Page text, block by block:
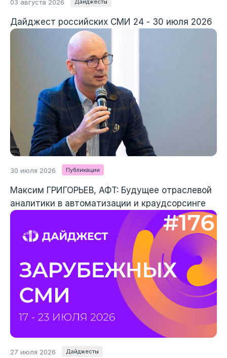
03 августа 2026 Дайджесты
Дайджест российских СМИ 24 - 30 июля 2026
30 июля 2026 Публикации
Максим ГРИГОРЬЕВ, АФТ: Будущее отраслевой
аналитики в автоматизации и краудсорсинге
27 июля 2026 Дайджесты